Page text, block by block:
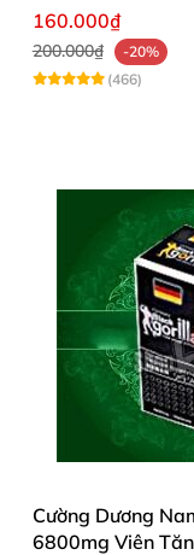
160.000₫
200.000₫
-20%
(466)
Cường Dương
6800mg Viên